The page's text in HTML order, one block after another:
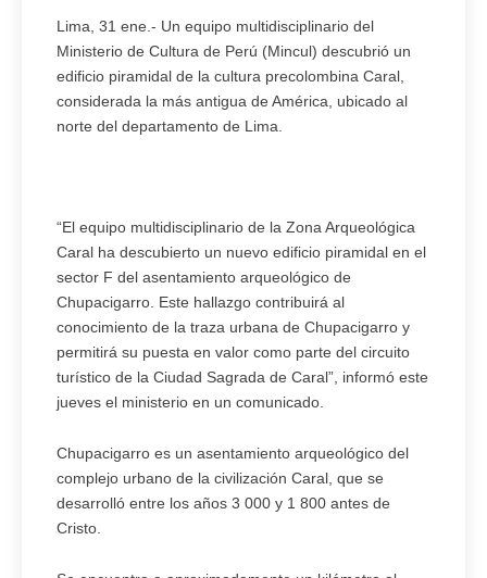
Lima, 31 ene.- Un equipo multidisciplinario del
Ministerio de Cultura de Perú (Mincul) descubrió un
edificio piramidal de la cultura precolombina Caral,
considerada la más antigua de América, ubicado al
norte del departamento de Lima.
“El equipo multidisciplinario de la Zona Arqueológica
Caral ha descubierto un nuevo edificio piramidal en el
sector F del asentamiento arqueológico de
Chupacigarro. Este hallazgo contribuirá al
conocimiento de la traza urbana de Chupacigarro y
permitirá su puesta en valor como parte del circuito
turístico de la Ciudad Sagrada de Caral”, informó este
jueves el ministerio en un comunicado.
Chupacigarro es un asentamiento arqueológico del
complejo urbano de la civilización Caral, que se
desarrolló entre los años 3 000 y 1 800 antes de
Cristo.